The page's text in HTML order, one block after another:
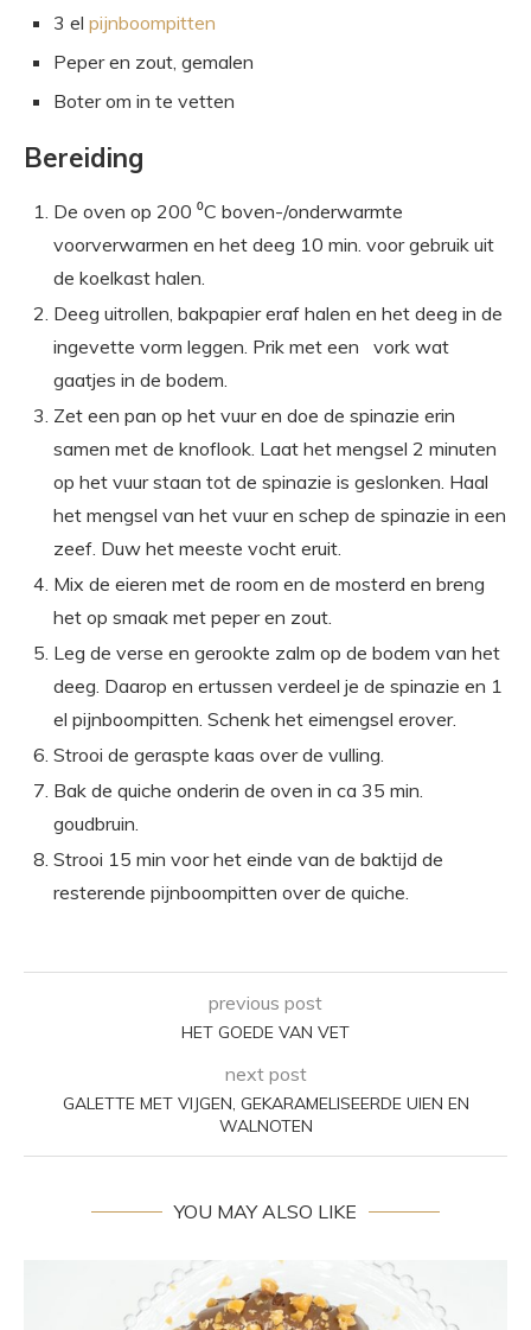
3 el pijnboompitten
Peper en zout, gemalen
Boter om in te vetten
Bereiding
De oven op 200 ⁰C boven-/onderwarmte
voorverwarmen en het deeg 10 min. voor gebruik uit
de koelkast halen.
Deeg uitrollen, bakpapier eraf halen en het deeg in de
ingevette vorm leggen. Prik met een vork wat
gaatjes in de bodem.
Zet een pan op het vuur en doe de spinazie erin
samen met de knoflook. Laat het mengsel 2 minuten
op het vuur staan tot de spinazie is geslonken. Haal
het mengsel van het vuur en schep de spinazie in een
zeef. Duw het meeste vocht eruit.
Mix de eieren met de room en de mosterd en breng
het op smaak met peper en zout.
Leg de verse en gerookte zalm op de bodem van het
deeg. Daarop en ertussen verdeel je de spinazie en 1
el pijnboompitten. Schenk het eimengsel erover.
Strooi de geraspte kaas over de vulling.
Bak de quiche onderin de oven in ca 35 min.
goudbruin.
Strooi 15 min voor het einde van de baktijd de
resterende pijnboompitten over de quiche.
previous post
HET GOEDE VAN VET
next post
GALETTE MET VIJGEN, GEKARAMELISEERDE UIEN EN
WALNOTEN
YOU MAY ALSO LIKE